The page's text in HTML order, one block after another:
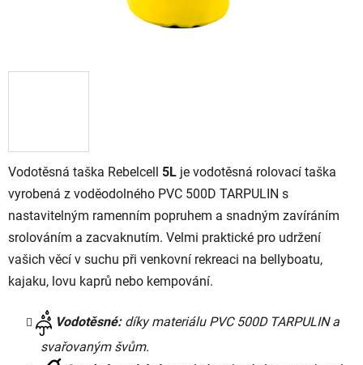
Vodotěsná taška Rebelcell 5L je vodotěsná rolovací taška
vyrobená z voděodolného PVC 500D TARPULIN s
nastavitelným ramenním popruhem a snadným zavíráním
srolováním a zacvaknutím. Velmi praktické pro udržení
vašich věcí v suchu při venkovní rekreaci na bellyboatu,
kajaku, lovu kaprů nebo kempování.
Vodotěsné: díky materiálu PVC 500D TARPULIN a
svařovaným švům.